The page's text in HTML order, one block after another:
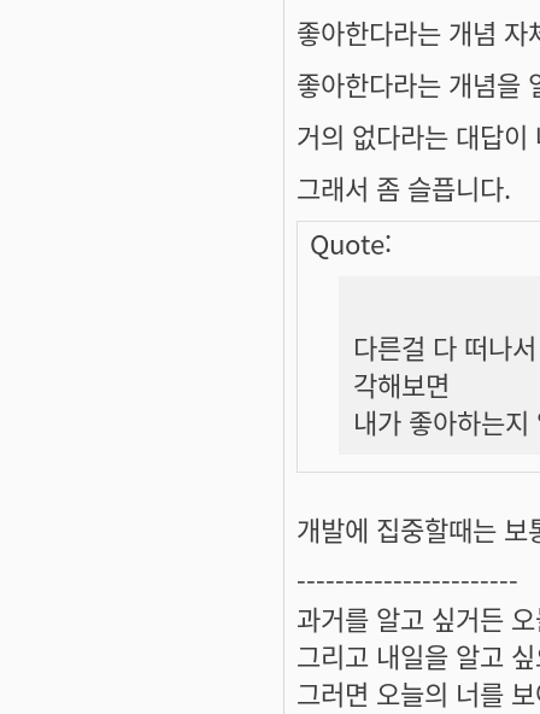
좋아한다라는 개념 자
좋아한다라는 개념을
거의 없다라는 대답
그래서 좀 슬픕니다.
Quote:
다른걸 다 떠나
각해보면
내가 좋아하는
개발에 집중할때는
-----------------------
과거를 알고 싶거든
그리고 내일을 알고
그러면 오늘의 너를